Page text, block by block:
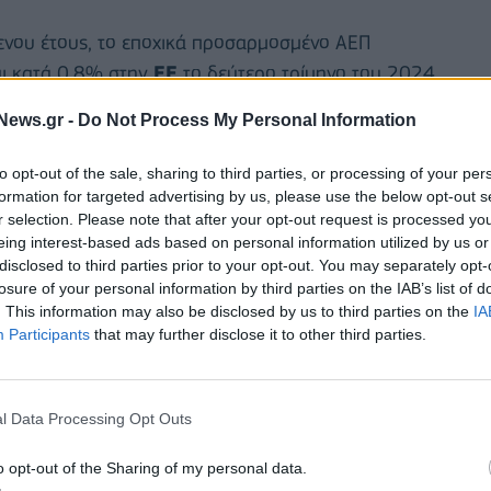
- Do Not Process My Personal Information
opt-out of the sale, sharing to third parties, or processing of your
for targeted advertising by us, please use the below opt-out
selection. Please note that after your opt-out request is processed
interest-based ads based on personal information utilized by us
to third parties prior to your opt-out. You may separately
of your personal information by third parties on the IAB’s list of
This information may also be disclosed by us to third parties on the
Participants that may further disclose it to other third parties.
Data Processing Opt Outs
opt-out of the Sharing of my personal data.
έτους, το εποχικά προσαρμοσμένο ΑΕΠ
κατά 0,8% στηνΕΕτο δεύτερο τρίμηνο του 2024,
+0,4% το πρώτο τρίμηνο του 2024). Σε
έτους, το ΑΕΠ αυξήθηκε κατά 3,1% (μετά από